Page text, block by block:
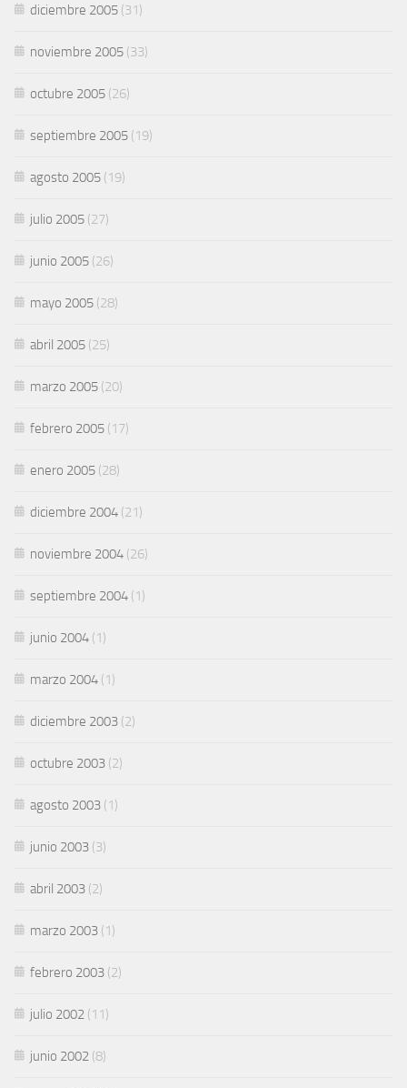
diciembre 2005 (31)
noviembre 2005 (33)
octubre 2005 (26)
septiembre 2005 (19)
agosto 2005 (19)
julio 2005 (27)
junio 2005 (26)
mayo 2005 (28)
abril 2005 (25)
marzo 2005 (20)
febrero 2005 (17)
enero 2005 (28)
diciembre 2004 (21)
noviembre 2004 (26)
septiembre 2004 (1)
junio 2004 (1)
marzo 2004 (1)
diciembre 2003 (2)
octubre 2003 (2)
agosto 2003 (1)
junio 2003 (3)
abril 2003 (2)
marzo 2003 (1)
febrero 2003 (2)
julio 2002 (11)
junio 2002 (8)